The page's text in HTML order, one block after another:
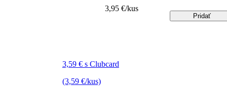
3,59 € s Clubcard
(3,59 €/kus)
3,95 €/kus
Pridať